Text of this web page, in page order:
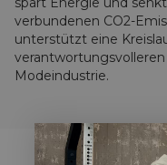
verbundenen CO2-
unterstützt eine
Modeindustrie.